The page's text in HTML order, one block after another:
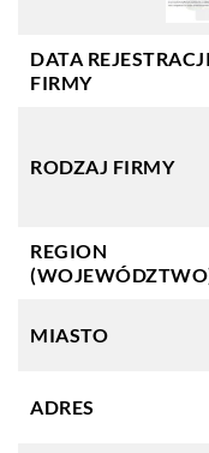
DATA REJESTRACJI
FIRMY
RODZAJ FIRMY
REGION
MIASTO
ADRES